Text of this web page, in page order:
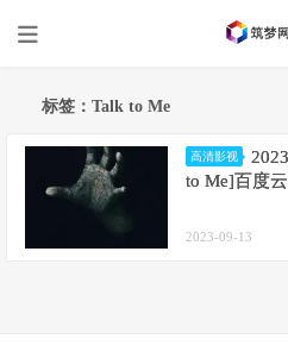
标签：Talk to Me
高清影视
to Me]百度
2023-09-13